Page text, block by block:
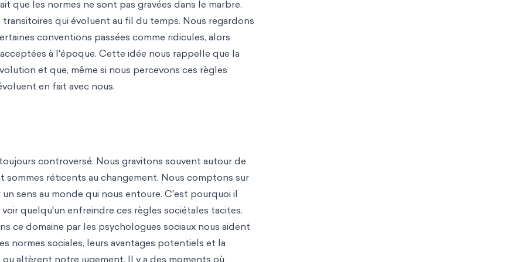
que les normes ne sont pas gravées dans le marbre.
qui évoluent au fil du temps. Nous regardons
conventions passées comme ridicules, alors
à l'époque. Cette idée nous rappelle que la
et que, même si nous percevons ces règles
en fait avec nous.
controversé. Nous gravitons souvent autour de
sommes réticents au changement. Nous comptons sur
sens au monde qui nous entoure. C'est pourquoi il
quelqu'un enfreindre ces règles sociétales tacites.
ce domaine par les psychologues sociaux nous aident
normes sociales, leurs avantages potentiels et la
altèrent notre jugement. Il y a des moments où